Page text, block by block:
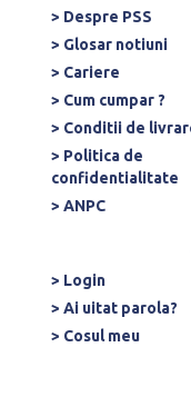
> Despre PSS
> Glosar notiuni
> Cariere
> Cum cumpar ?
> Conditii de
> Politica de
confidentialitate
> ANPC
> Login
> Ai uitat parola?
> Cosul meu